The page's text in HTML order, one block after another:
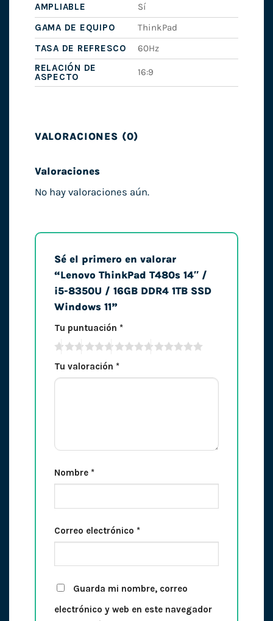
AMPLIABLE
Sí
GAMA DE EQUIPO
ThinkPad
TASA DE REFRESCO
60Hz
RELACIÓN DE
ASPECTO
16:9
VALORACIONES (0)
Valoraciones
No hay valoraciones aún.
Sé el primero en valorar
“Lenovo ThinkPad T480s 14″ /
i5-8350U / 16GB DDR4 1TB SSD
Windows 11”
Tu puntuación *
Tu valoración *
Nombre *
Correo electrónico *
Guarda mi nombre, correo
electrónico y web en este navegador